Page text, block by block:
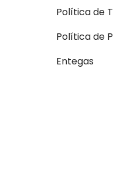
Política de
Política de
Entegas